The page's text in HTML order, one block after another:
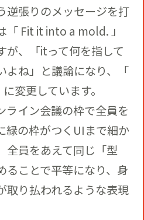
逆張りのメッセージを打
「 Fit it into a mold. 」
が、「itって何を指して
よね」と議論になり、「
変更しています。
ライン会議の枠で全員を
緑の枠がつくUIまで細か
全員をあえて同じ「型
ることで平等になり、身
取り払われるような表現